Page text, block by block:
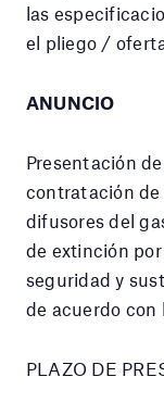
las
el pliego /
ANUNCIO
Presentación
contratación de
difusores del
de extinción
seguridad y
de acuerdo con
PLAZO DE